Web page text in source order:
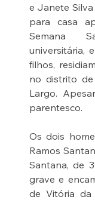
e Janete
para casa
Semana
universitária,
filhos,
no distrito
Largo.
parentesco.
Os dois
Ramos
Santana, de
grave e
de Vitória da